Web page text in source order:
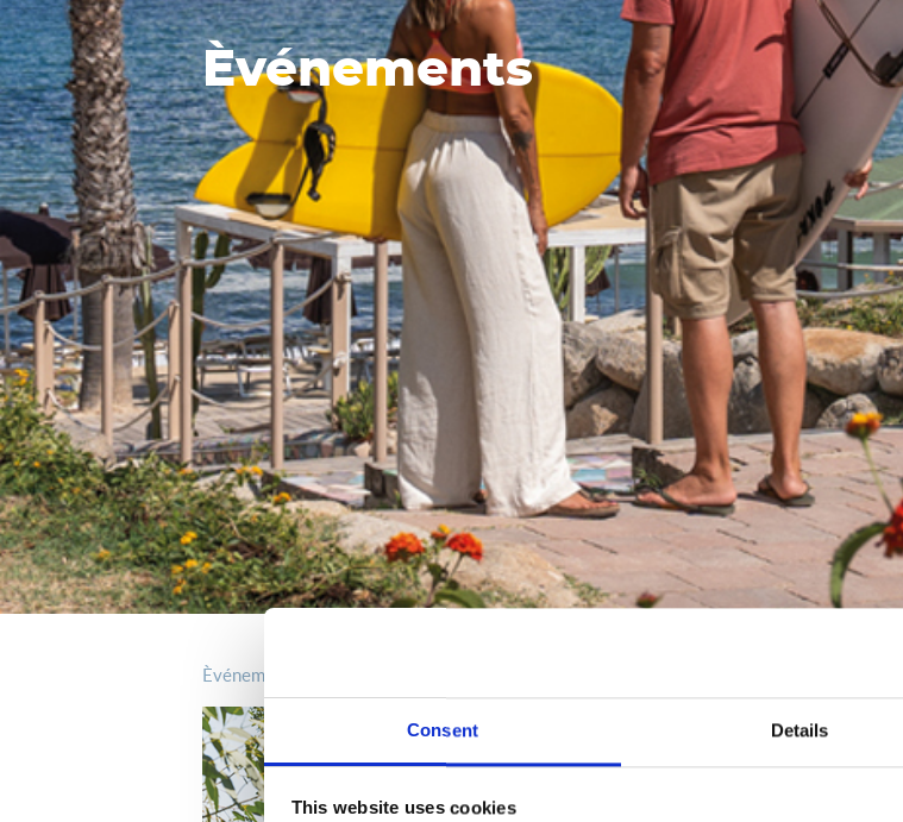
Consent Details
This website uses cookies
Èvénements
èvénements